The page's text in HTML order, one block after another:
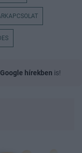
Google hírekben is!